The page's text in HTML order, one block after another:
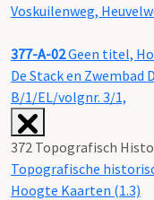
Voskuilenweg,
377-A-02Geen titel,
De Stack en Zwembad
B/1/EL/volgnr. 3/1,
372 Topografisch
Topografische
Hoogte Kaarten (1.3)